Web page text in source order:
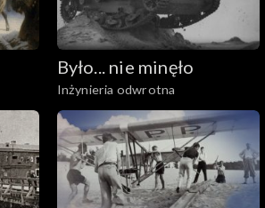
Było... nie minęło
Inżynieria odwrotna